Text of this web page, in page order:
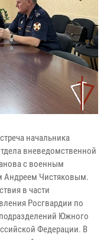
начальника
вневедомственной
с военным
Андреем Чистяковым.
в части
Росгвардии по
Южного
Федерации. В